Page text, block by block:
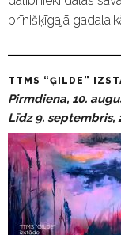
brīnišķīgajā
TTMS “ĢILDE”
Pirmdiena, 10.
Līdz 9. septembris,